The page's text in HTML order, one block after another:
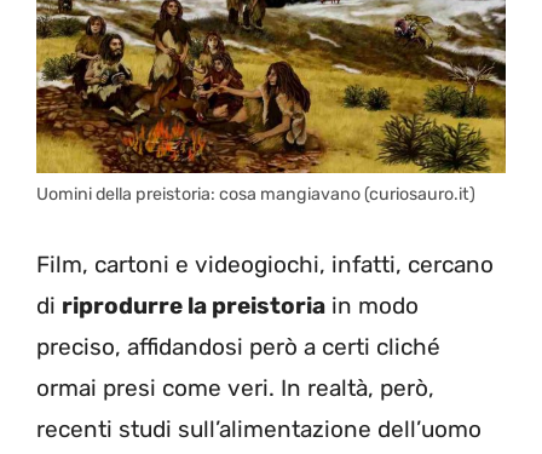
Uomini della preistoria: cosa mangiavano (curiosauro.it)
Film, cartoni e videogiochi, infatti, cercano
di riprodurre la preistoria in modo
preciso, affidandosi però a certi cliché
ormai presi come veri. In realtà, però,
recenti studi sull’alimentazione dell’uomo